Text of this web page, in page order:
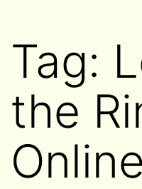
Tag:
the
Online